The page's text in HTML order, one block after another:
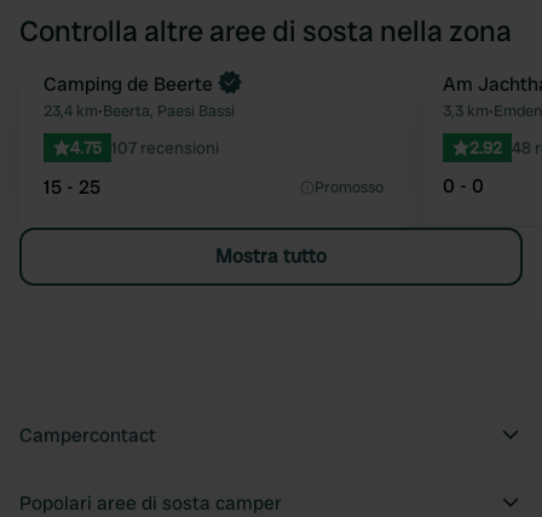
Controlla altre aree di sosta nella zona
Preferito
Camping de Beerte
23,4 km•Beerta, Paesi Bassi
4.75 107 recensioni
15 - 25 Promosso
Am
3,3 km•
2.92 48
0 - 0
Mostra tutto
Campercontact
Popolari aree di sosta camper